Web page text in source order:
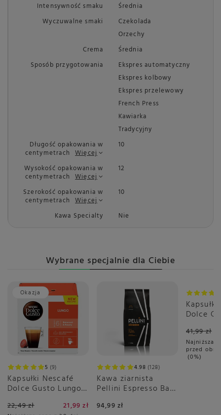
Intensywność smaku
Średnia
Wyczuwalne smaki
Czekolada
Orzechy
Crema
Średnia
Sposób przygotowania
Ekspres automatyczny
Ekspres kolbowy
Ekspres przelewowy
French Press
Kawiarka
Tradycyjny
Długość opakowania w
centymetrach Więcej
10
Wysokość opakowania w
centymetrach Więcej
12
Szerokość opakowania w
centymetrach Więcej
10
Kawa Specialty Nie
Wybrane specjalnie dla Ciebie
Okazja
5 9
Kapsułki Nescafé
Dolce Gusto Lungo
22,49 zł 21,99 zł
4.98 128
Kawa ziarnista
Pellini Espresso Bar
94,99 zł
Okazja
Dolce
41,99 zł
Najniższa
przed
0%